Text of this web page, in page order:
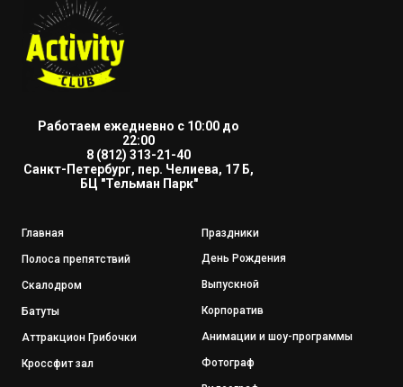
Работаем ежедневно с 10:00 до
22:00
8 (812) 313-21-40
Санкт-Петербург, пер. Челиева, 17 Б,
БЦ "Тельман Парк"
Главная
Полоса препятствий
Скалодром
Батуты
Аттракцион Грибочки
Кроссфит зал
Праздники
День Рождения
Выпускной
Корпоратив
Анимации и шоу-программы
Фотограф